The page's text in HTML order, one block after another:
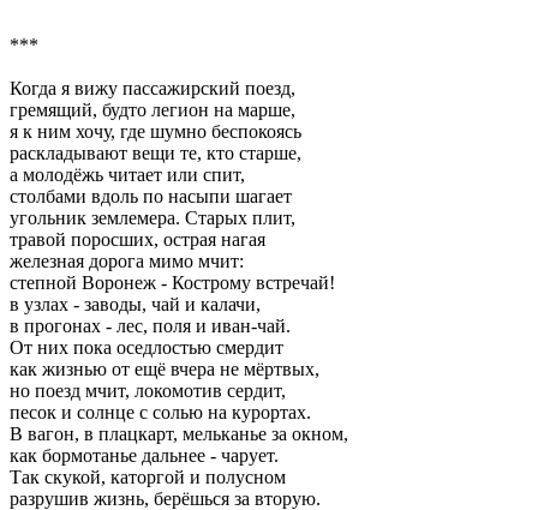
***
Когда я вижу пассажирский поезд,
гремящий, будто легион на марше,
я к ним хочу, где шумно беспокоясь
раскладывают вещи те, кто старше,
а молодёжь читает или спит,
столбами вдоль по насыпи шагает
угольник землемера. Старых плит,
травой поросших, острая нагая
железная дорога мимо мчит:
степной Воронеж - Кострому встречай!
в узлах - заводы, чай и калачи,
в прогонах - лес, поля и иван-чай.
От них пока оседлостью смердит
как жизнью от ещё вчера не мёртвых,
но поезд мчит, локомотив сердит,
песок и солнце с солью на курортах.
В вагон, в плацкарт, мельканье за окном,
как бормотанье дальнее - чарует.
Так скукой, каторгой и полусном
разрушив жизнь, берёшься за вторую.